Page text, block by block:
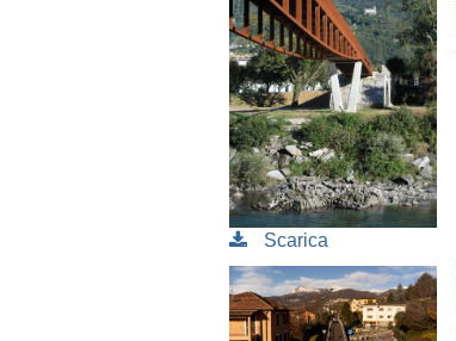
Scarica